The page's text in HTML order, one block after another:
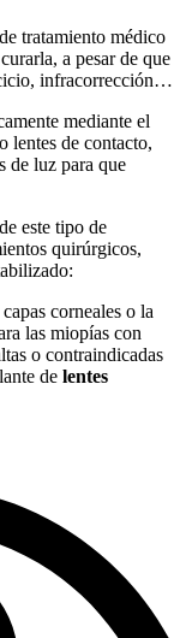
tratamiento médico
a pesar de que
infracorrección…
mediante el
lentes de contacto,
de luz para que
este tipo de
quirúrgicos,
corneales o la
las miopías con
o contraindicadas
de lentes